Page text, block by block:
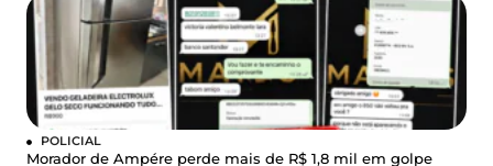
POLICIAL
Morador de Ampére perde mais de R$ 1,8 mil em golpe